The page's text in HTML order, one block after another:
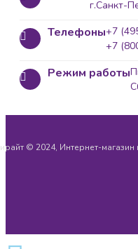
г.Санкт-
Телефоны+7
+7
Режим работы
© 2024, Интернет-